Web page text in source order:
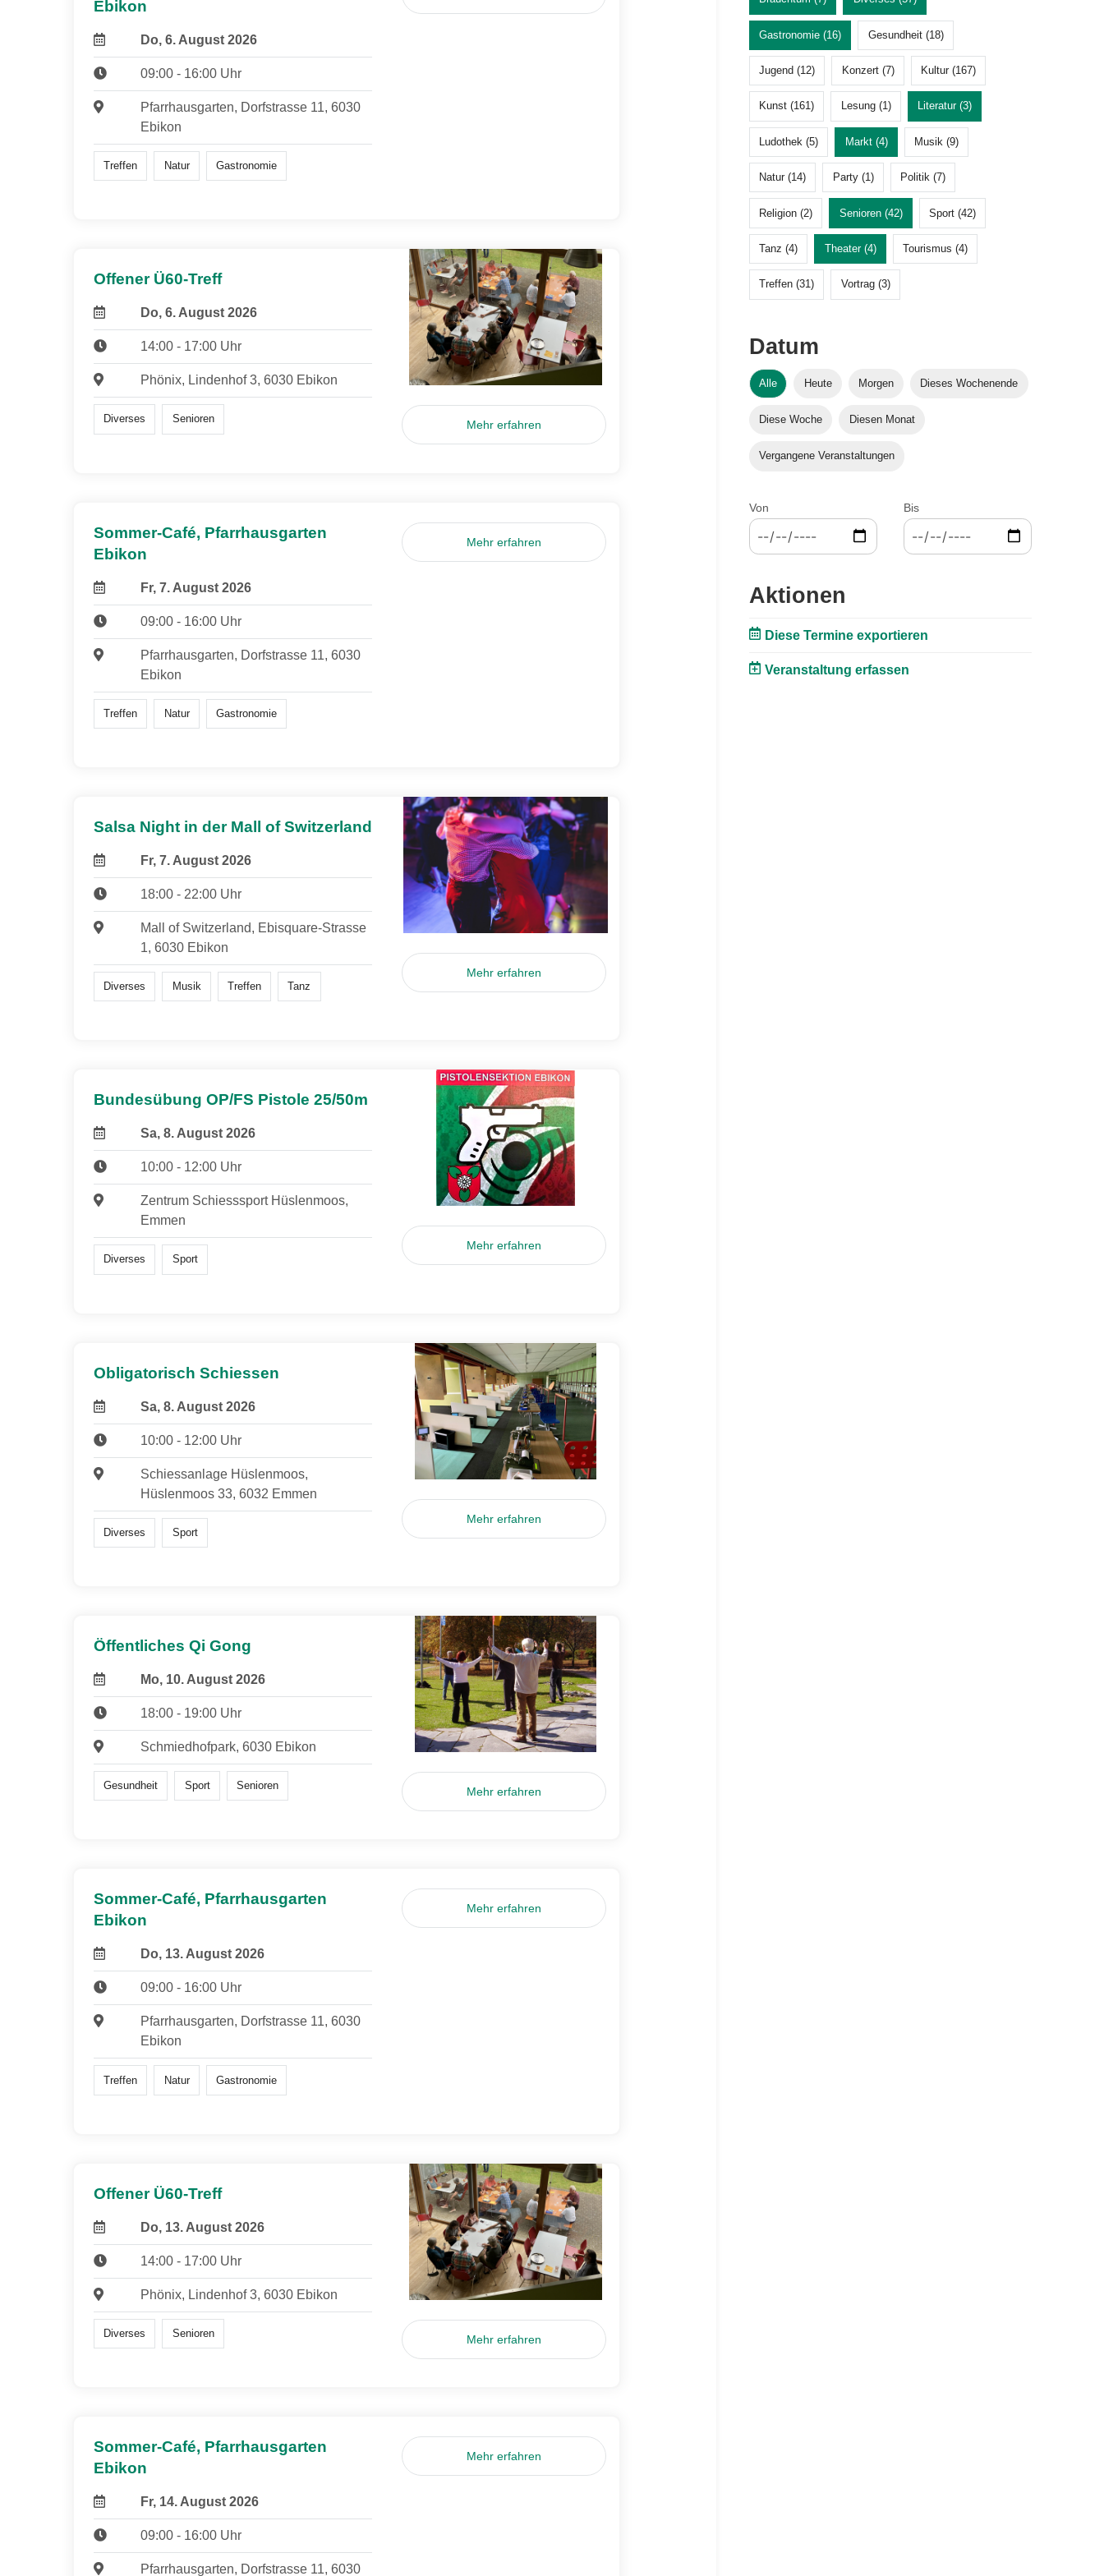
Ebikon
Do, 6. August 2026
09:00 - 16:00 Uhr
Pfarrhausgarten, Dorfstrasse 11, 6030
Ebikon
Treffen Natur Gastronomie
Offener Ü60-Treff
Do, 6. August 2026
14:00 - 17:00 Uhr
Phönix, Lindenhof 3, 6030 Ebikon
Diverses Senioren Mehr erfahren
Sommer-Café, Pfarrhausgarten
Ebikon
Fr, 7. August 2026
09:00 - 16:00 Uhr
Pfarrhausgarten, Dorfstrasse 11, 6030
Ebikon
Treffen Natur Gastronomie
Mehr erfahren
Salsa Night in der Mall of Switzerland
Fr, 7. August 2026
18:00 - 22:00 Uhr
Mall of Switzerland, Ebisquare-Strasse
1, 6030 Ebikon
Diverses Musik Treffen Tanz
Mehr erfahren
Bundesübung OP/FS Pistole 25/50m
Sa, 8. August 2026
10:00 - 12:00 Uhr
Zentrum Schiesssport Hüslenmoos,
Emmen
Diverses Sport
Mehr erfahren
Obligatorisch Schiessen
Sa, 8. August 2026
10:00 - 12:00 Uhr
Schiessanlage Hüslenmoos,
Hüslenmoos 33, 6032 Emmen
Diverses Sport
Mehr erfahren
Öffentliches Qi Gong
Mo, 10. August 2026
18:00 - 19:00 Uhr
Schmiedhofpark, 6030 Ebikon
Gesundheit Sport Senioren Mehr erfahren
Sommer-Café, Pfarrhausgarten
Ebikon
Do, 13. August 2026
09:00 - 16:00 Uhr
Pfarrhausgarten, Dorfstrasse 11, 6030
Ebikon
Treffen Natur Gastronomie
Mehr erfahren
Offener Ü60-Treff
Do, 13. August 2026
14:00 - 17:00 Uhr
Phönix, Lindenhof 3, 6030 Ebikon
Diverses Senioren Mehr erfahren
Sommer-Café, Pfarrhausgarten
Ebikon
Fr, 14. August 2026
09:00 - 16:00 Uhr
Pfarrhausgarten, Dorfstrasse 11, 6030
Mehr erfahren
Gastronomie (16) Gesundheit (18)
Jugend (12) Konzert (7) Kultur (167)
Kunst (161) Lesung (1) Literatur (3)
Ludothek (5) Markt (4) Musik (9)
Natur (14) Party (1) Politik (7)
Religion (2) Senioren (42) Sport (42)
Tanz (4) Theater (4) Tourismus (4)
Treffen (31) Vortrag (3)
Datum
Alle Heute Morgen Dieses Wochenende
Diese Woche Diesen Monat
Vergangene Veranstaltungen
Von Bis
Aktionen
Diese Termine exportieren
Veranstaltung erfassen